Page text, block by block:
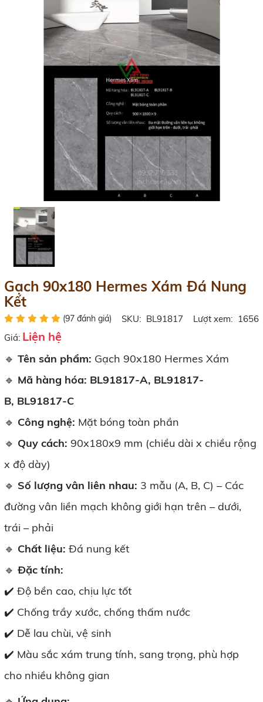
Gạch 90x180 Hermes Xám Đá Nung
Kết
(97 đánh giá) SKU: BL91817 Lượt xem: 1656
Giá: Liện hệ
🔹 Tên sản phẩm: Gạch 90x180 Hermes Xám
🔹 Mã hàng hóa: BL91817-A, BL91817-
B, BL91817-C
🔹 Công nghệ: Mặt bóng toàn phần
🔹 Quy cách: 90x180x9 mm (chiều dài x chiều rộng
x độ dày)
🔹 Số lượng vân liên nhau: 3 mẫu (A, B, C) – Các
đường vân liền mạch không giới hạn trên – dưới,
trái – phải
🔹 Chất liệu: Đá nung kết
🔹 Đặc tính:
✔️ Độ bền cao, chịu lực tốt
✔️ Chống trầy xước, chống thấm nước
✔️ Dễ lau chùi, vệ sinh
✔️ Màu sắc xám trung tính, sang trọng, phù hợp
cho nhiều không gian